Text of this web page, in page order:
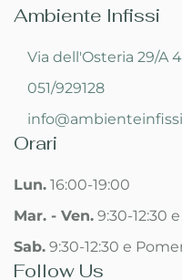
Ambiente Infissi
Via dell'Osteria 29/A
051/929128
Orari
Lun. 16:00-19:00
Mar. - Ven. 9:30-12:30
Sab. 9:30-12:30 e
Follow Us